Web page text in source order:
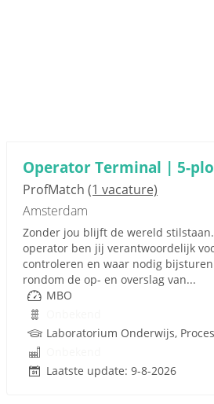
Operator Terminal | 5-
ProfMatch (1 vacature)
Amsterdam
Zonder jou blijft de wereld
operator ben jij verantwoordelijk
controleren en waar nodig
rondom de op- en overslag van...
MBO
Laboratorium Onderwijs,
Laatste update: 9-8-2026